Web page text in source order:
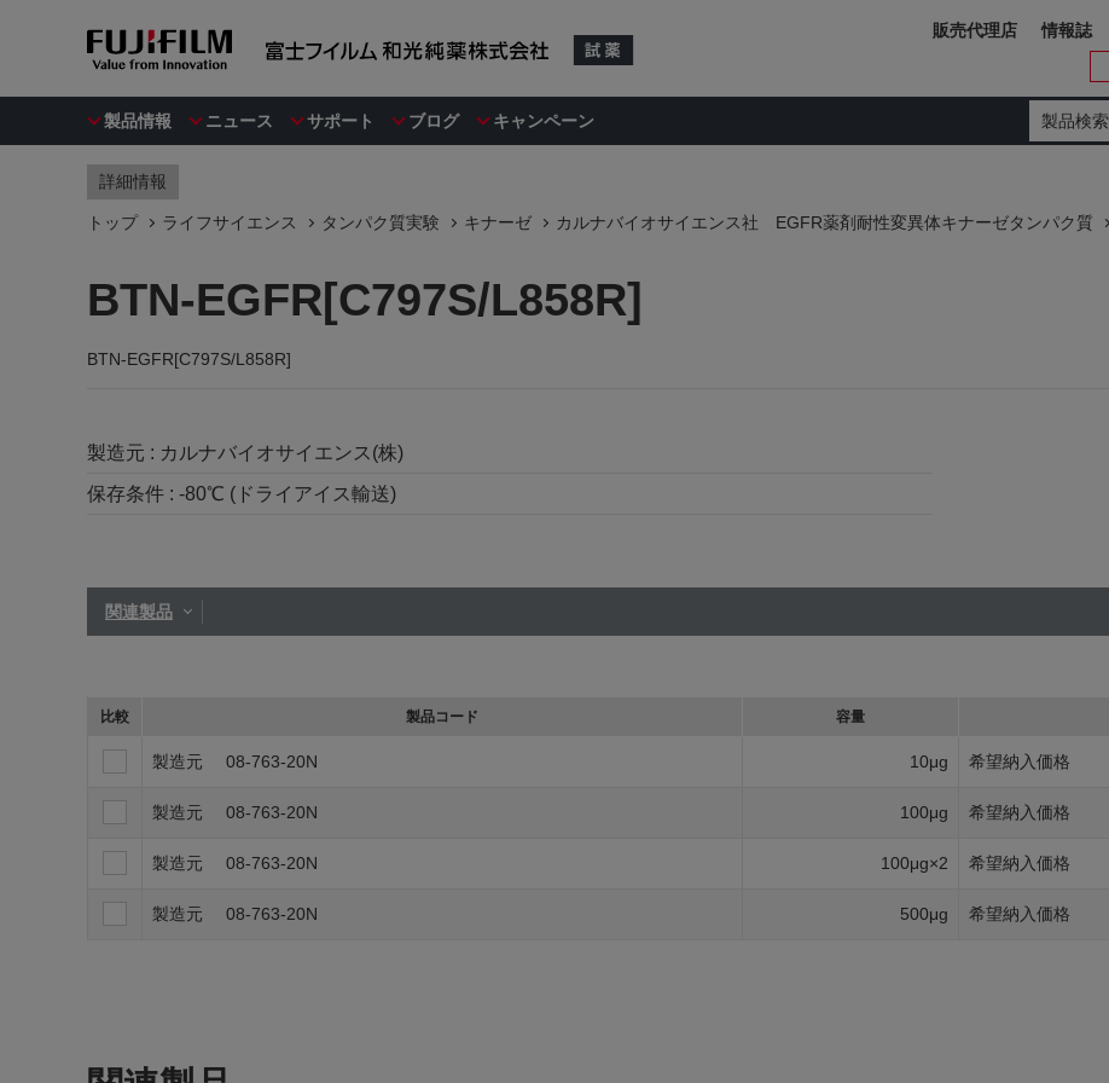
製品情報 ニュース サポート ブログ キャンペーン 製品検索
販売代理店 情報誌
詳細情報
トップ ライフサイエンス タンパク質実験 キナーゼ カルナバイオサイエンス社 EGFR薬剤耐性変異体キナーゼタンパク質
BTN-EGFR[C797S/L858R]
BTN-EGFR[C797S/L858R]
製造元 : カルナバイオサイエンス(株)
保存条件 : -80℃ (ドライアイス輸送)
関連製品
比較 製品コード 容量
製造元 08-763-20N 10μg 希望納入価格
製造元 08-763-20N 100μg 希望納入価格
製造元 08-763-20N 100μg×2 希望納入価格
製造元 08-763-20N 500μg 希望納入価格